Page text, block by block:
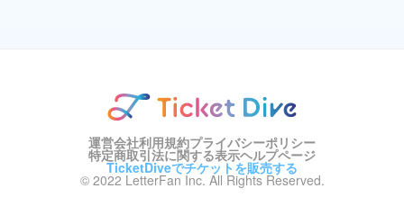
運営会社利用規約プライバシーポリシー
特定商取引法に関する表示ヘルプページ
TicketDiveでチケットを販売する
© 2022 LetterFan Inc. All Rights Reserved.